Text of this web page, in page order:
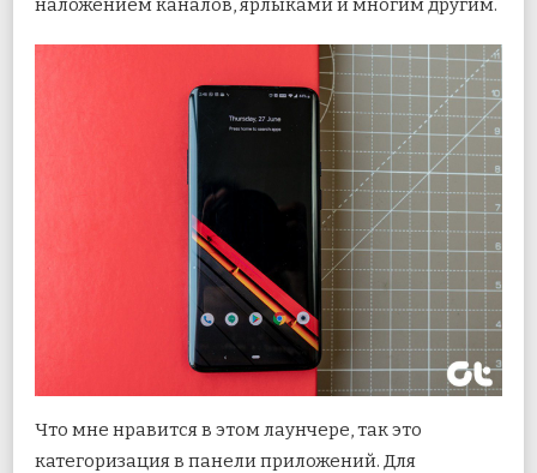
наложением каналов, ярлыками и многим другим.
Что мне нравится в этом лаунчере, так это
категоризация в панели приложений. Для